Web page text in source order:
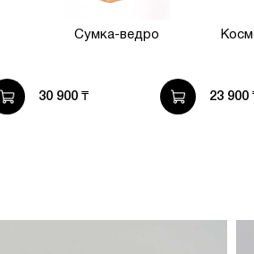
Сумка-ведро
30 900 ₸ 23 900